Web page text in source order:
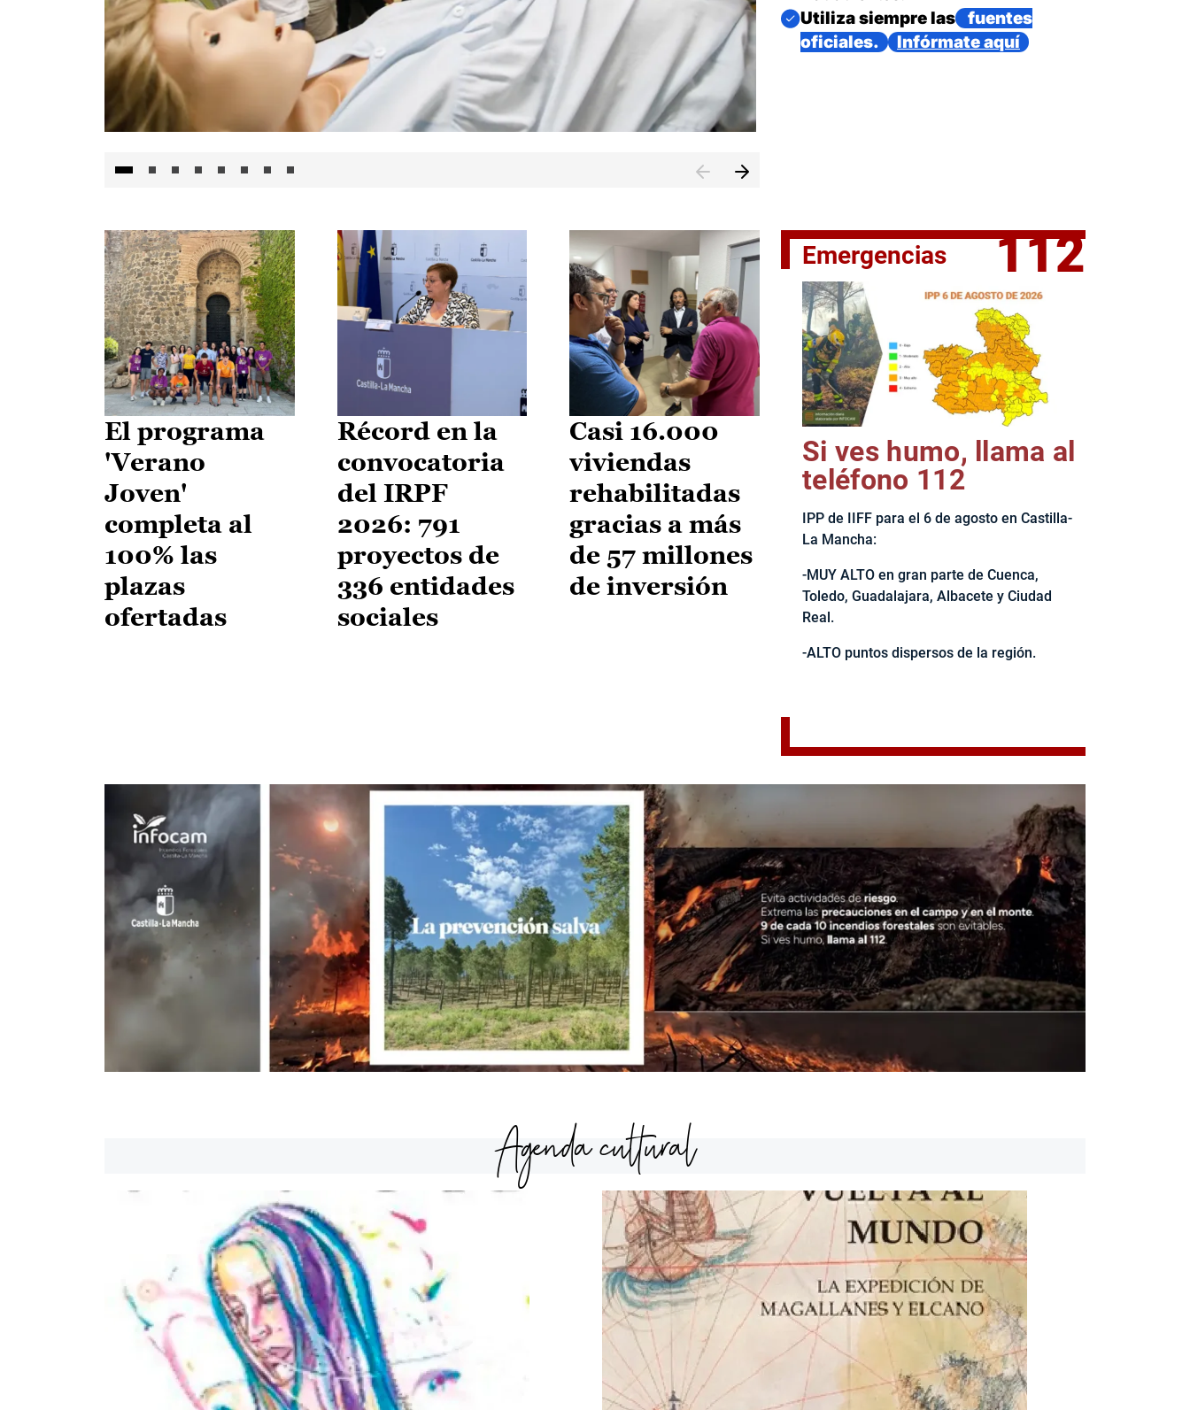
El jefe del Ejecutivo castellanomanchego, Emiliano García-
Imagen
Utiliza siempre las
fuentes
oficiales.
Infórmate aquí
El programa
'Verano
Joven'
completa al
100% las
plazas
ofertadas
Récord en la
convocatoria
del IRPF
2026: 791
proyectos de
336 entidades
sociales
Casi 16.000
viviendas
rehabilitadas
gracias a más
de 57 millones
de inversión
Emergencias 112
Si ves humo, llama al
teléfono 112
IPP de IIFF para el 6 de agosto en Castilla-
La Mancha:
-MUY ALTO en gran parte de Cuenca,
Toledo, Guadalajara, Albacete y Ciudad
Real.
-ALTO puntos dispersos de la región.
Agenda cultural